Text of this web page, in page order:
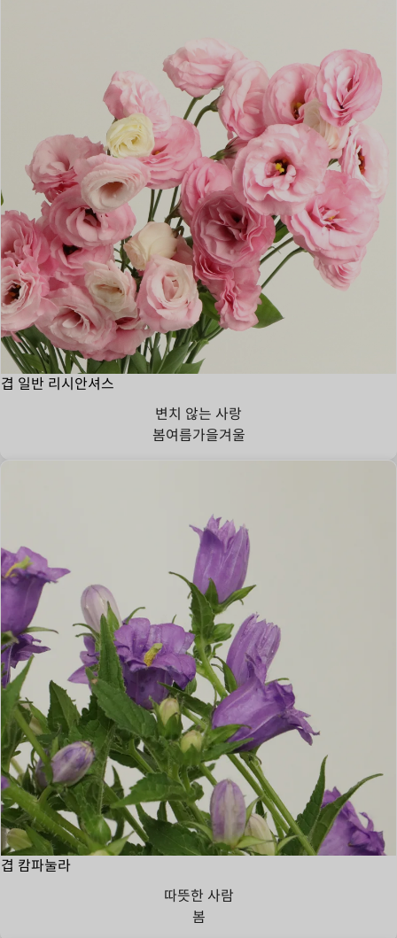
겹 일반 리시안셔스
변치 않는 사랑
봄여름가을겨울
겹 캄파눌라
따뜻한 사람
봄